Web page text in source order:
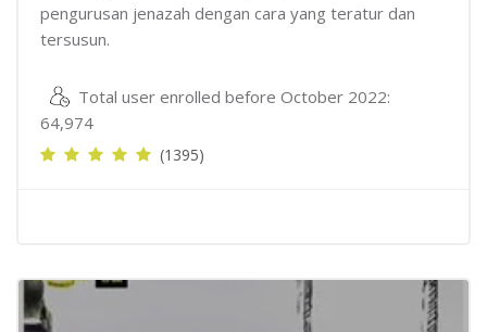
pengurusan jenazah dengan cara yang teratur dan
tersusun.
Total user enrolled before October 2022:
64,974
(1395)